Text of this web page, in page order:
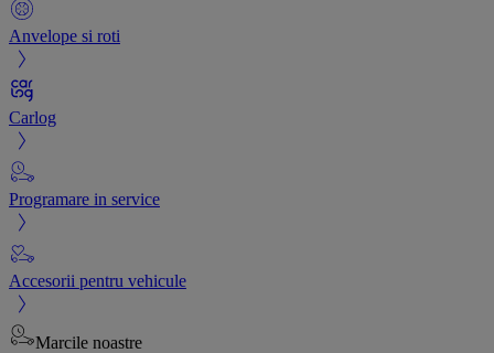
Anvelope si roti
Carlog
Programare in service
Accesorii pentru vehicule
Marcile noastre